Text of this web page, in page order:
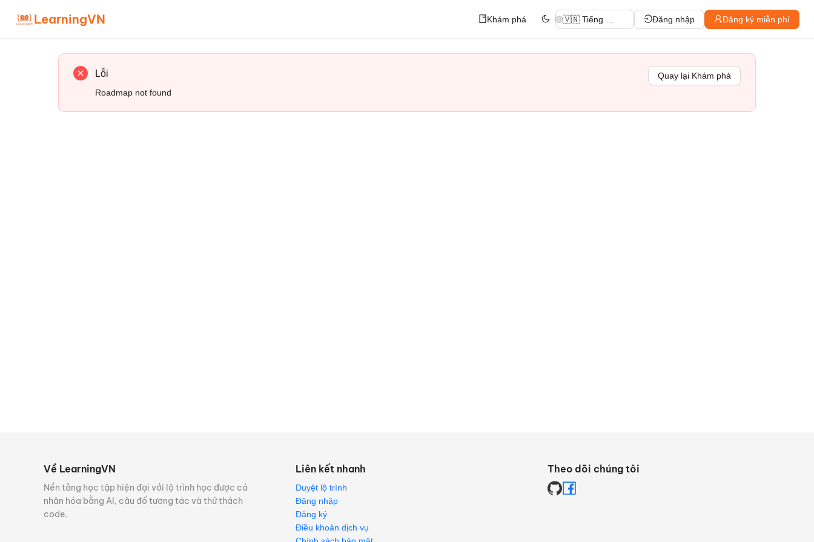
LearningVN Khám phá Đăng nhập Đăng ký miễn phí
Lỗi
Roadmap not found
Quay lại Khám phá
Về LearningVN
Nền tảng học tập hiện đại với lộ trình học được cá
nhân hóa bằng AI, câu đố tương tác và thử thách
code.
Liên kết nhanh
Duyệt lộ trình
Đăng nhập
Đăng ký
Điều khoản dịch vụ
Theo dõi chúng tôi